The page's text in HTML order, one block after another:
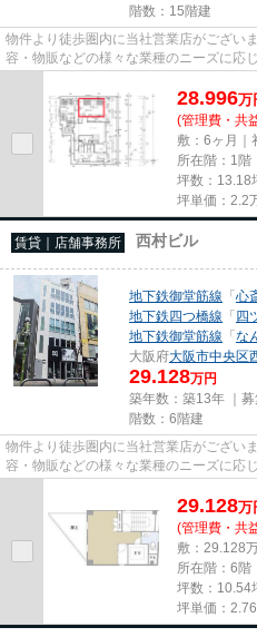
階数：15階建
物件より徒歩圏内に当社営業店がござい
容・物販などの様々な業種のニーズに応
尚、弊社ではおとり広告は一切...
28.996万
(管理費・共
敷：6ヶ月｜
所在階：1階
坪数：13.18
坪単価： 2.2
賃貸｜店舗事務所 西村ビル
地下鉄御堂筋線 「心
地下鉄四つ橋線 「四
地下鉄御堂筋線 「な
大阪府大阪市中央区
29.128万円
築年数：築13年 ｜募
階数：6階建
物件より徒歩圏内に当社営業店がござい
容・物販などの様々な業種のニーズに応
尚、弊社ではおとり広告は一切...
29.128万
(管理費・共
敷：29.128
所在階：6階
坪数：10.54
坪単価： 2.76